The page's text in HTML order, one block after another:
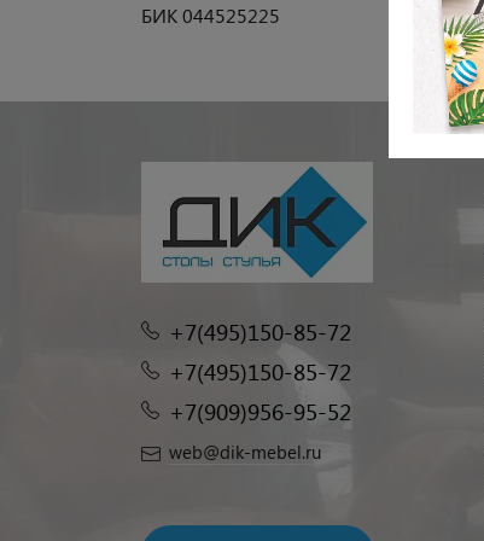
БИК 044525225
+7(495)150-85-72
+7(495)150-85-72
+7(909)956-95-52
web@dik-mebel.ru